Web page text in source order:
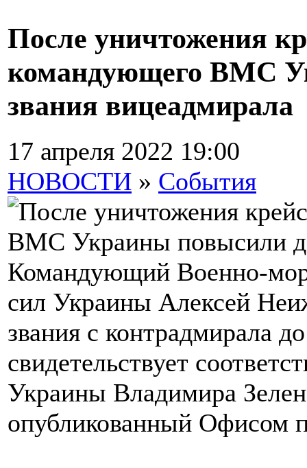
После уничтожения
командующего ВМС
звания вицеадмирала
17 апреля 2022 19:00
НОВОСТИ » События
Командующий Военно-
сил Украины Алексей
звания с контрадмирала
свидетельствует
Украины Владимира
опубликованный Офисом